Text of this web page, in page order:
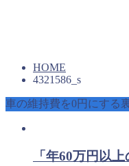
HOME
4321586_s
車の維持費を0円にする
「年60万円以